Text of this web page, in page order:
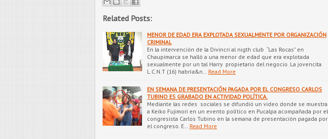
Related Posts:
MENOR DE EDAD ERA EXPLOTADA SEXUALMENTE POR ORGANIZACIÓN
CRIMINAL
En la intervención de la Divincri al nigth club “Las Rocas” en
Chaupimarca se halló a una menor de edad que era explotada
sexualmente por un tal Harry propietario del negocio. La jovencita
L.C.N.T (16) habría&n…
Read More
EN SEMANA DE PRESENTACIÓN PAGADA POR EL CONGRESO CARLOS
TUBINO ES GRABADO EN ACTIVIDAD POLÍTICA.
Mediante las redes sociales se difundió un video donde se muestra
a Keiko Fujimori en un evento político en Pucalpa acompañada por el
congresista Carlos Tubino en la semana de presentación pagada por
el congreso. E…
Read More